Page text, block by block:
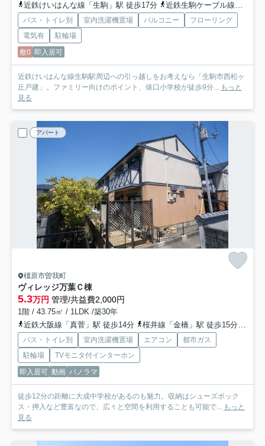
近鉄けいはんな線「生駒」駅 徒歩17分
近鉄生駒ケーブル線「宝山寺」駅 徒歩30分
バス・トイレ別 室内洗濯機置場 バルコニー
フローリング
電気有
駐輪場
敷0 即入居可
近鉄けいはんな線生駒駅周辺への引っ越しをお考えなら「生駒市西松ヶ
丘戸建」。ファミリー向けのポイント、俵口小学校が徒歩9分... もっと
見る
アパート
橿原市曽我町
ヴィレッジ万葉Ｃ棟
5.3万円 管理/共益費2,000円
1階 / 43.75㎡ / 1LDK /築30年
近鉄大阪線「真菅」駅 徒歩14分
桜井線「金橋」駅 徒歩15分
バス・トイレ別 室内洗濯機置場 エアコン
都市ガス
駐輪場
TVモニタ付インターホン
即入居可 動画 パノラマ
徒歩12分の距離に大成中学校があるのも魅力。収納はシューズボック
ス・押入など豊富なので、広々と空間を利用することも可能で... もっと
見る